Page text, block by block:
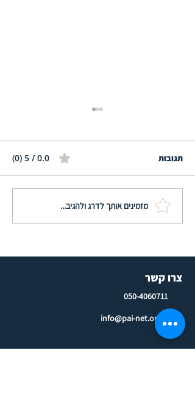
מינוי חדש בהנהלת פ.א.י,
קבלו את ד"ר תדהר לב,
תגובות 0.0 / 5 ‏(0)
מזמינים אותך לדרג ולהגיב...
צרו קשר
050-4060711
info@pai-net.org.il